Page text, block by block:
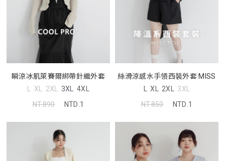
瞬涼冰肌萊賽爾綁帶針織外套
L XL 2XL 3XL 4XL
NT.890
NTD.1
絲滑涼感水手領西裝外套 MISS
L XL 2XL 3XL
NT.850
NTD.1